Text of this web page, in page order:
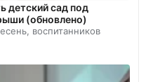
детский сад под
(обновлено)
воспитанников